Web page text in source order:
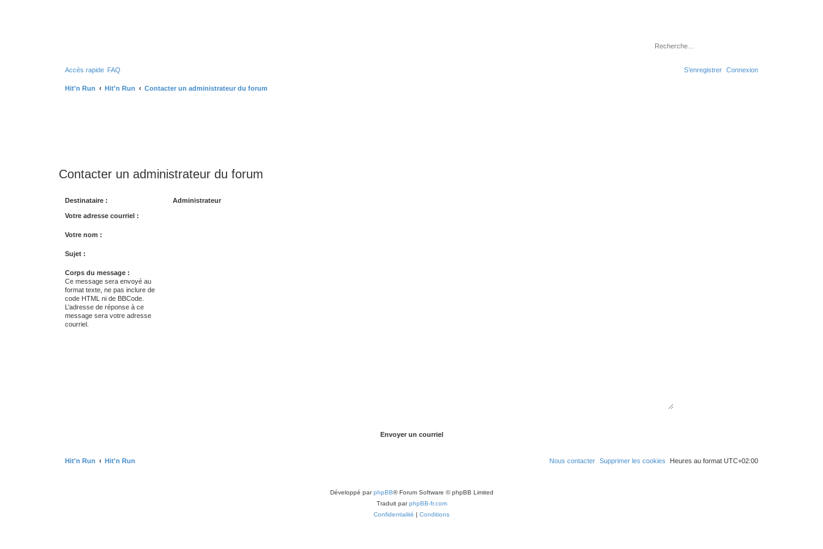
Accès rapide FAQ Connexion
S’enregistrer
Hit'n Run Hit'n Run Contacter un administrateur du forum
Contacter un administrateur du forum
Destinataire : Administrateur
Votre adresse courriel :
Votre nom :
Sujet :
Corps du message :
Ce message sera envoyé au
format texte, ne pas inclure de
code HTML ni de BBCode.
L’adresse de réponse à ce
message sera votre adresse
courriel.
Hit'n Run Hit'n Run Heures au format UTC+02:00
Supprimer les cookies
Nous contacter
Développé parphpBB® Forum Software © phpBB Limited
Traduit parphpBB-fr.com
Confidentialité | Conditions